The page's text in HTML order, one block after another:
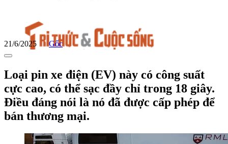
21/6/2025 Gốc
Loại pin xe điện (EV) này có công suất
cực cao, có thể sạc đầy chỉ trong 18 giây.
Điều đáng nói là nó đã được cấp phép để
bán thương mại.